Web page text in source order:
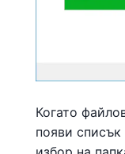
Когато
появи